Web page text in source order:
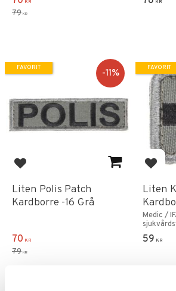
KR
79 KR
KR
Lägg till i favoriter
Liten Polis Patch
Kardborre -16 Grå
70 KR
79 KR
11%
FAVORIT
Lägg
Liten
Medic /
59 KR
FAVORIT